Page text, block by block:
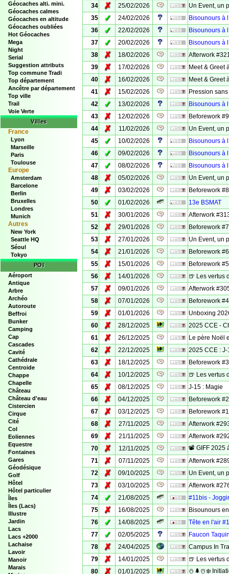
Géocaches alti. mini.
Géocaches calmes
Géocaches en altitude
Géocaches oubliées
Hot Géocaches
Mega
Night
Serial
Suggestion attributs
Top commune Tradi
Top département
Ancêtre par département
Top ville
Trail
Voie Verte
Villes
France
Lyon
Marseille
Paris
Toulouse
Europe
Amsterdam
Barcelone
Berlin
Bruxelles
Londres
Munich
Autres
New York
Seattle HQ
Séoul
Tokyo
POI
Aéroport
Antique
Arbre
Archéo
Autoroute
Beffroi
Bunker
Camping
Cap
Cascades
Cavité
Cathédrale
Centroide
Chappe
Chapelle
Château
Château d'eau
Cistercien
Cirque
Cité
Col
Eoliennes
Equestre
Fontaines
Gares
Géodésique
Golf
Hôtel
Hôtel particulier
Îles
Îles (Lacs)
Illustre
Jardin
Lacs
Lacs +2000
Lachaise
Lavoir
Manoir
Marais
34
✗ 25/02/2026
Un Event, un
35
✓ 24/02/2026
Bisounours à
36
✓ 22/02/2026
Bisounours à
37
✓ 20/02/2026
Bisounours à
38
✗ 18/02/2026
Afterwork
39
✗ 17/02/2026
Meet & Greet
40
✗ 16/02/2026
Meet & Greet
41
✗ 15/02/2026
Pression
42
✓ 13/02/2026
Bisounours à
43
✗ 12/02/2026
Beforework
44
✗ 11/02/2026
Un Event, un
45
✓ 10/02/2026
Bisounours à
46
✓ 09/02/2026
Bisounours à
47
✓ 08/02/2026
Bisounours à
48
✗ 05/02/2026
Un Event, un
49
✗ 03/02/2026
Beforework
50
✓ 01/02/2026
13e BSMAT
51
✗ 30/01/2026
Afterwork
52
✗ 29/01/2026
Beforework
53
✗ 27/01/2026
Un Event, un
54
✗ 21/01/2026
Beforework
55
✗ 15/01/2026
Beforework
56
✗ 14/01/2026
🍺 Les vertus
57
✗ 09/01/2026
Afterwork
58
✗ 07/01/2026
Beforework
59
✗ 01/01/2026
Unboxing
60
✗ 28/12/2025
2025 CCE -
61
✗ 26/12/2025
Le père Noël
62
✗ 22/12/2025
2025 CCE : J-
63
✗ 18/12/2025
Beforework
64
✗ 10/12/2025
🍺 Les vertus
65
✗ 08/12/2025
J-15 : Magie
66
✗ 04/12/2025
Beforework
67
✗ 03/12/2025
Beforework
68
✗ 27/11/2025
Afterwork
69
✗ 21/11/2025
Afterwork
70
✗ 12/11/2025
📽️​ GIFF 2025
71
✗ 07/11/2025
Afterwork
72
✗ 09/10/2025
Un Event, un
73
✗ 03/10/2025
Afterwork
74
✓ 21/08/2025
#11bis -
75
✗ 16/08/2025
Bisounours
76
✓ 14/08/2025
Tête en l'air #1
77
✓ 02/05/2025
Faucon
78
✗ 24/04/2025
Campus In
79
✗ 14/01/2025
🍺 Les vertus
80
✗ 01/01/2025
⛄️🌲☃️❄️